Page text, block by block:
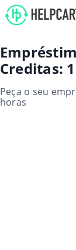
Creditas:
Peça o seu
horas